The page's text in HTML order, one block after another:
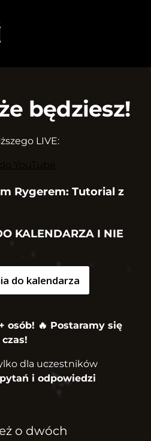
będziesz!
LIVE:
YouTube
Rygerem: Tutorial z
KALENDARZA I NIE
do kalendarza
osób! 🔥 Postaramy się
dla uczestników
i odpowiedzi
o dwóch